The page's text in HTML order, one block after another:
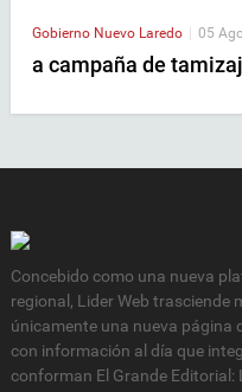
Gobierno Nuevo Laredo 05
a campaña de
Concebido como una nueva
regional, Lider Web trasciende
únicamente una nueva página
con información al día que
conforman El Grande Editorial: